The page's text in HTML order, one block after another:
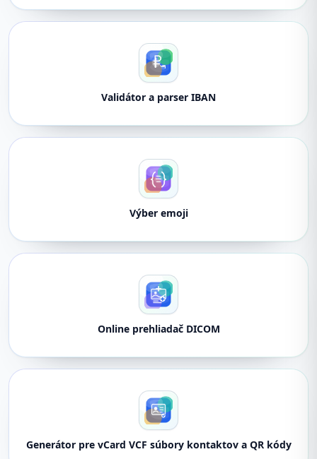
Validátor a parser IBAN
Výber emoji
Online prehliadač DICOM
Generátor pre vCard VCF súbory kontaktov a QR kódy